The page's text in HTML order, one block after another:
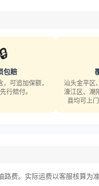
🔒
包赔
可追加保额，
行赔付。
汕头金平区
濠江区、潮
县均可上
路费。实际运费以客服核算为准